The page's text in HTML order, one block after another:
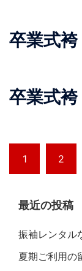
卒業式
卒業式
1 2
最近の投稿
振袖レンタル
夏期ご利用の